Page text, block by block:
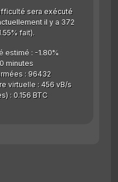
sera exécuté
il y a 372
fait).
estimé : -1.80%
minutes
: 96432
virtuelle : 456 vB/s
: 0.156 BTC